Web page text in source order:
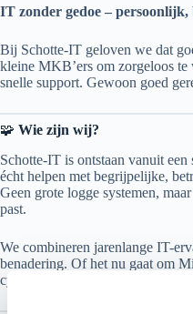
IT zonder gedoe –
Bij Schotte-IT geloven we dat
kleine MKB’ers om zorgeloos te
snelle support. Gewoon goed
🧩 Wie zijn wij?
Schotte-IT is ontstaan vanuit
écht helpen met begrijpelijke,
Geen grote logge systemen,
past.
We combineren jarenlange IT-
benadering. Of het nu gaat om
cybersecurity – jij belt, wij regelen